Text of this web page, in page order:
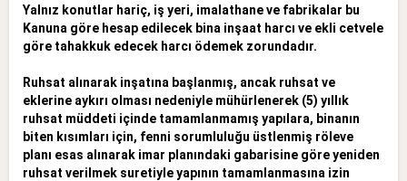
Yalnız konutlar hariç, iş yeri, imalathane ve fabrikalar bu
Kanuna göre hesap edilecek bina inşaat harcı ve ekli cetvele
göre tahakkuk edecek harcı ödemek zorundadır.
Ruhsat alınarak inşatına başlanmış, ancak ruhsat ve
eklerine aykırı olması nedeniyle mühürlenerek (5) yıllık
ruhsat müddeti içinde tamamlanmamış yapılara, binanın
biten kısımları için, fenni sorumluluğu üstlenmiş röleve
planı esas alınarak imar planındaki gabarisine göre yeniden
ruhsat verilmek suretiyle yapının tamamlanmasına izin